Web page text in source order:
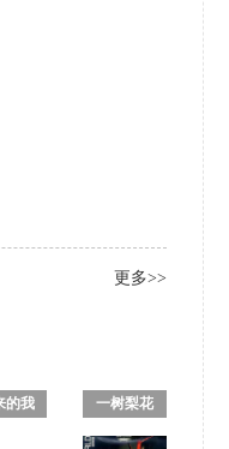
更多>>
的我
一树梨花